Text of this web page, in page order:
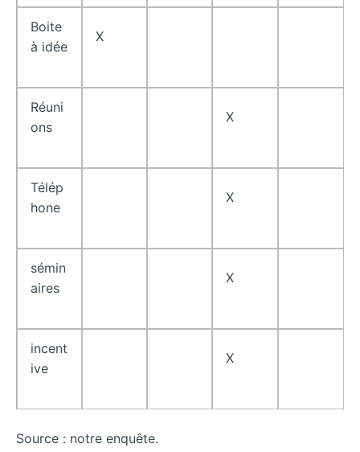
Boite
à idée
X
Réuni
ons
X
Télép
hone
X
sémin
aires
X
incent
ive
X
Source : notre enquête.